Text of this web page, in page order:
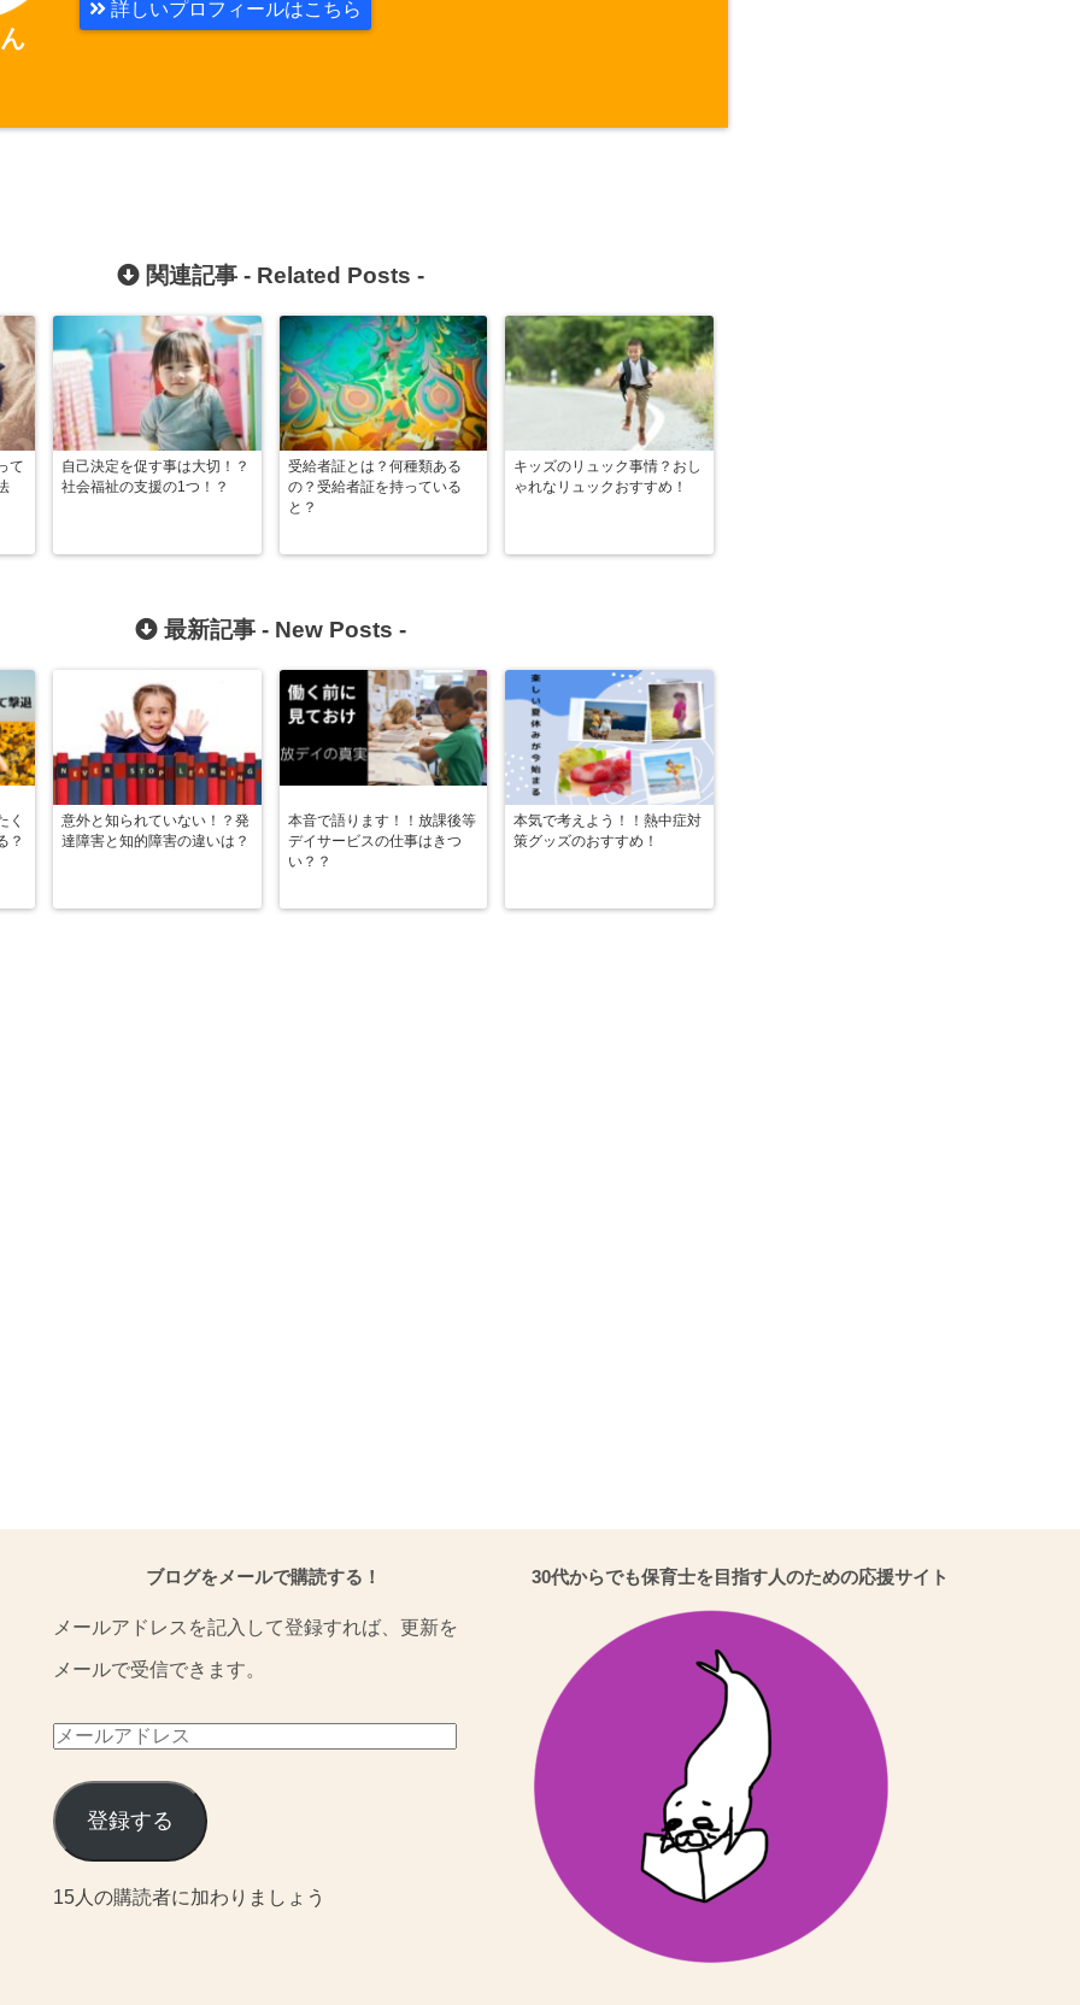
詳しいプロフィールはこちら
関連記事 - Related Posts -
て
自己決定を促す事は大切！？
社会福祉の支援の1つ！？
受給者証とは？何種類ある
の？受給者証を持っている
と？
キッズのリュック事情？おし
ゃれなリュックおすすめ！
最新記事 - New Posts -
く
？
意外と知られていない！？発
達障害と知的障害の違いは？
本音で語ります！！放課後等
デイサービスの仕事はきつ
い？？
本気で考えよう！！熱中症対
策グッズのおすすめ！
ブログをメールで購読する！
メールアドレスを記入して登録すれば、更新を
メールで受信できます。
メ
ル
ア
ド
登録する
15人の購読者に加わりましょう
30代からでも保育士を目指す人のための応援サイト